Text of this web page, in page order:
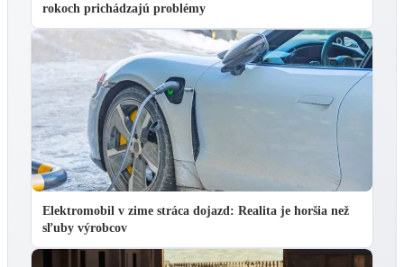
rokoch prichádzajú problémy
Elektromobil v zime stráca dojazd: Realita je horšia než
sľuby výrobcov